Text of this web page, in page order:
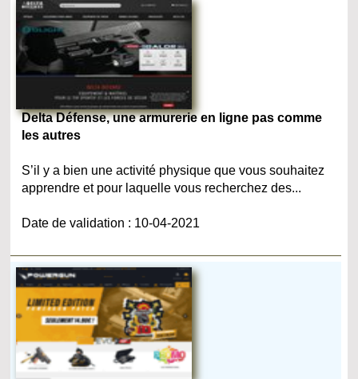
Delta Défense, une armurerie en ligne pas comme
les autres
S’il y a bien une activité physique que vous souhaitez
apprendre et pour laquelle vous recherchez des...
Date de validation : 10-04-2021